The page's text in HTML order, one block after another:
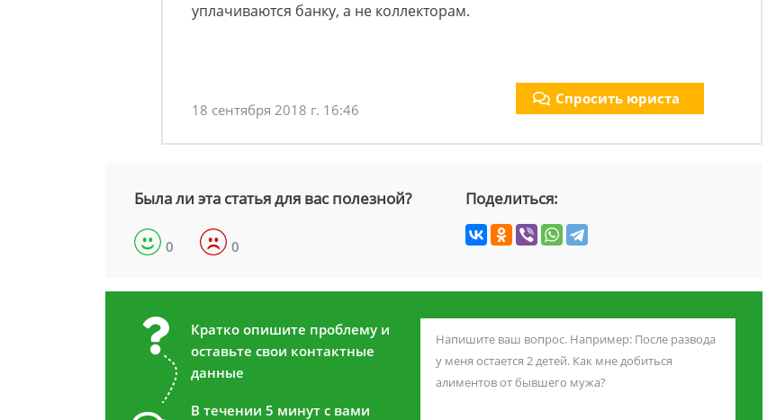
уплачиваются банку, а не коллекторам.
18 сентября 2018 г. 16:46
Спросить юриста
Была ли эта статья для вас полезной?
0 0
Поделиться:
Кратко опишите проблему и
оставьте свои контактные
данные
В течении 5 минут с вами